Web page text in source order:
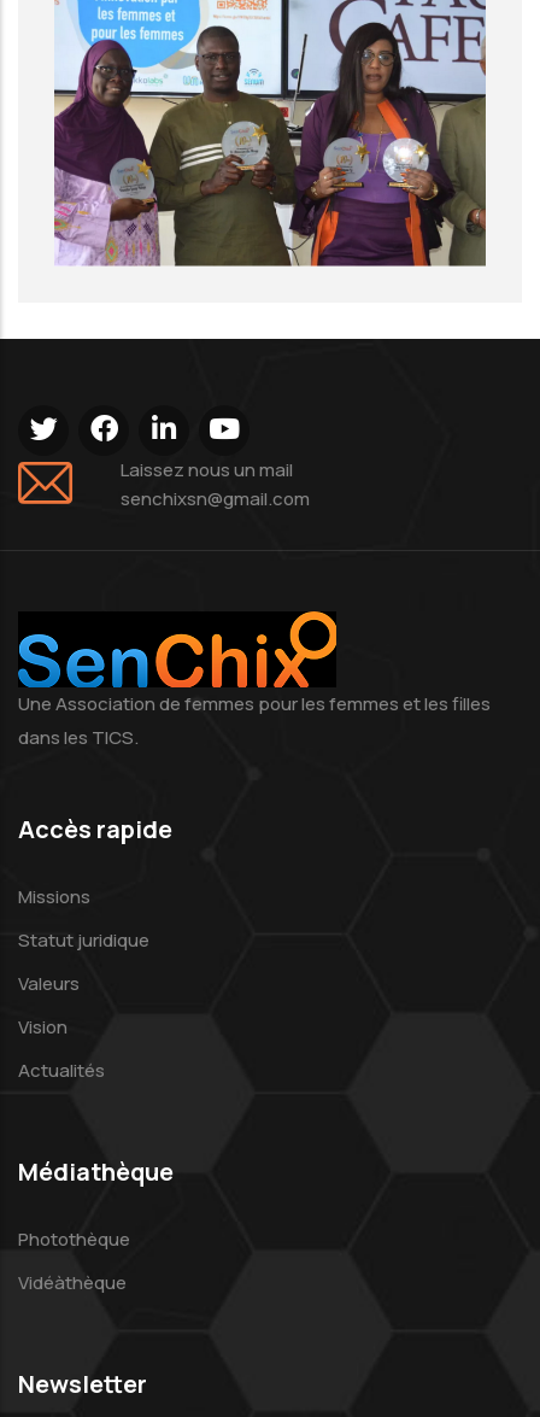
Laissez nous un mail
senchixsn@gmail.com
Une Association de femmes pour les femmes et les filles
dans les TICS.
Accès rapide
Missions
Statut juridique
Valeurs
Vision
Actualités
Médiathèque
Photothèque
Vidéàthèque
Newsletter